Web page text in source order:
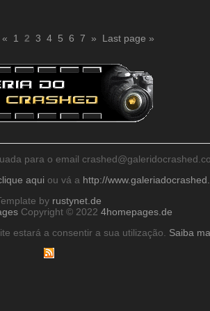
« 1 2 3 4 5 6 7 » Last page »
para o email
aqui ou vá a http://
by rustynet.de
Copyright © 2022 4homepages.de
estará a consentir a sua utilização. Saiba